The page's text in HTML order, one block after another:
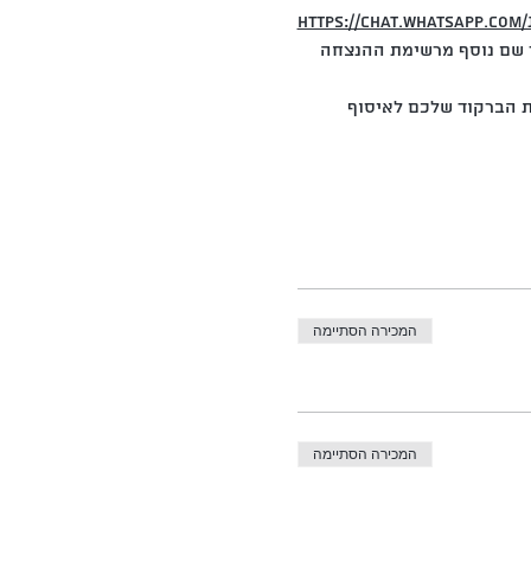
https://chat.whatsapp.com/
שם נוסף מרשימת ההנצחה
הברקוד שלכם לאיסוף
המכירה הסתיימה
המכירה הסתיימה